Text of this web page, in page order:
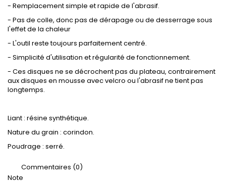
- Remplacement simple et rapide de l'abrasif.
- Pas de colle, donc pas de dérapage ou de desserrage sous
l'effet de la chaleur
- L'outil reste toujours parfaitement centré.
- Simplicité d'utilisation et régularité de fonctionnement.
- Ces disques ne se décrochent pas du plateau, contrairement
aux disques en mousse avec velcro ou l'abrasif ne tient pas
longtemps.
Liant : résine synthétique.
Nature du grain : corindon.
Poudrage : serré.
Commentaires (0)
Note